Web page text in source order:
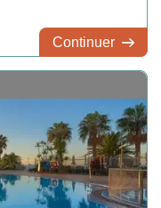
Continuer